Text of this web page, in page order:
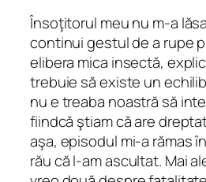
Însoţitorul meu nu m-a
continui gestul de a rupe
elibera mica insectă,
trebuie să existe un
nu e treaba noastră să
fiindcă ştiam că are
aşa, episodul mi-a rămas
rău că l-am ascultat. Mai